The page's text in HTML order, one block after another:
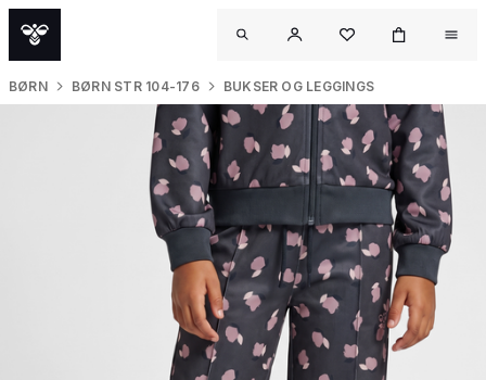
BØRN BØRN STR 104-176 BUKSER OG LEGGINGS